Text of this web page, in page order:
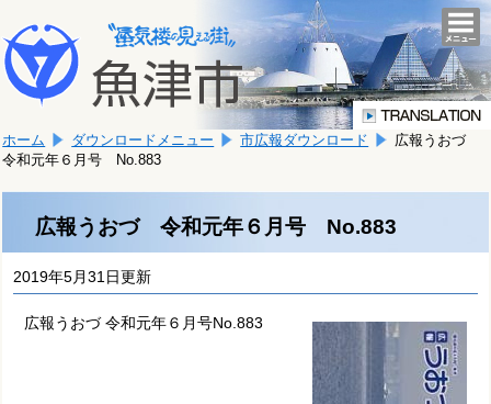
文
へ
移
ま
す。
こ
か
文
で
す。
ホーム ダウンロードメニュー 市広報ダウンロード
広報うおづ
令和元年６月号 No.883
広報うおづ 令和元年６月号 No.883
2019年5月31日更新
広報うおづ 令和元年６月号No.883